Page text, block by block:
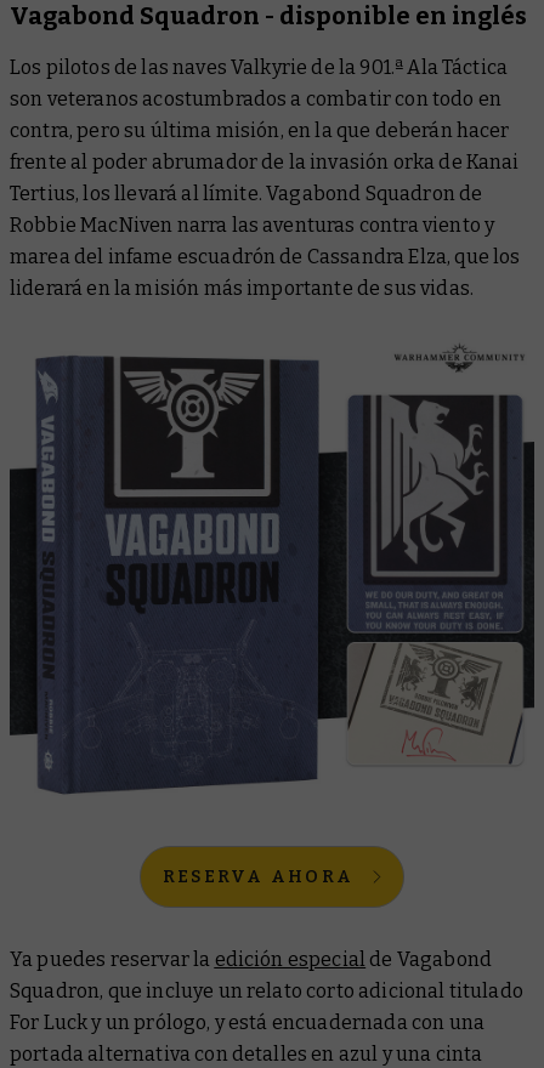
Vagabond Squadron - disponible en inglés
Los pilotos de las naves Valkyrie de la 901.ª Ala Táctica
son veteranos acostumbrados a combatir con todo en
contra, pero su última misión, en la que deberán hacer
frente al poder abrumador de la invasión orka de Kanai
Tertius, los llevará al límite.Vagabond Squadron de
Robbie MacNiven narra las aventuras contra viento y
marea del infame escuadrón de Cassandra Elza, que los
liderará en la misión más importante de sus vidas.
RESERVA AHORA
Ya puedes reservar la edición especial de Vagabond
Squadron, que incluye un relato corto adicional titulado
For Lucky un prólogo, y está encuadernada con una
portada alternativa con detalles en azul y una cinta